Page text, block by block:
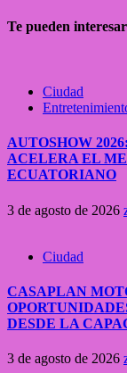
Te pueden interesar
Ciudad
AUTOSHOW
ACELERA EL
ECUATORIANO
3 de agosto de 2026
Ciudad
CASAPLAN
DESDE LA
3 de agosto de 2026